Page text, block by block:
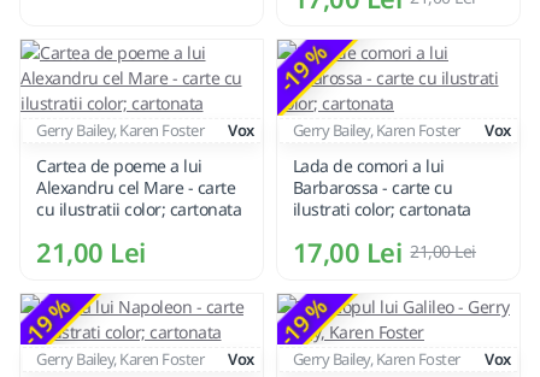
Gerry Bailey, Karen Foster Vox
Cartea de poeme a lui
Alexandru cel Mare - carte
cu ilustratii color; cartonata
21,00 Lei
-19 %
Gerry Bailey, Karen Foster Vox
Lada de comori a lui
Barbarossa - carte cu
ilustrati color; cartonata
17,00 Lei 21,00 Lei
-19 %
Gerry Bailey, Karen Foster Vox
-19 %
Gerry Bailey, Karen Foster Vox